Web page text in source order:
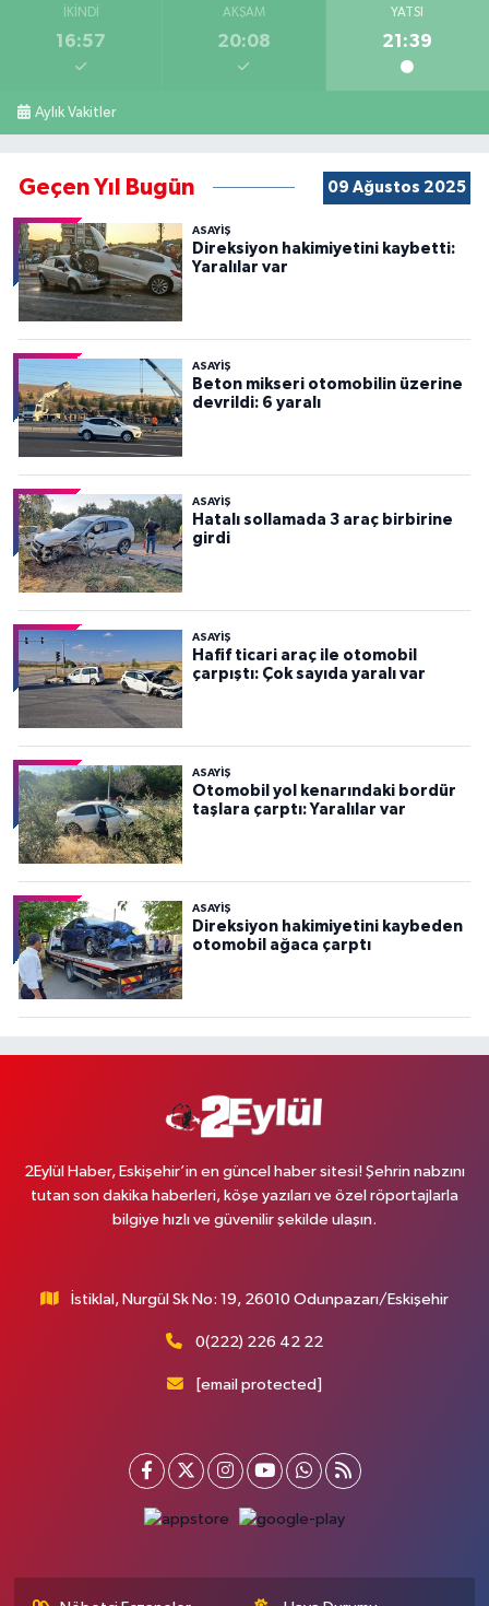
İKINDI
16:57
AKŞAM
20:08
YATSI
21:39
Aylık Vakitler
Geçen Yıl Bugün 09 Ağustos 2025
ASAYİŞ
Direksiyon hakimiyetini kaybetti:
Yaralılar var
ASAYİŞ
Beton mikseri otomobilin üzerine
devrildi: 6 yaralı
ASAYİŞ
Hatalı sollamada 3 araç birbirine
girdi
ASAYİŞ
Hafif ticari araç ile otomobil
çarpıştı: Çok sayıda yaralı var
ASAYİŞ
Otomobil yol kenarındaki bordür
taşlara çarptı: Yaralılar var
ASAYİŞ
Direksiyon hakimiyetini kaybeden
otomobil ağaca çarptı
2Eylül Haber, Eskişehir’in en güncel haber sitesi! Şehrin nabzını
tutan son dakika haberleri, köşe yazıları ve özel röportajlarla
bilgiye hızlı ve güvenilir şekilde ulaşın.
İstiklal, Nurgül Sk No: 19, 26010 Odunpazarı/Eskişehir
0(222) 226 42 22
[email protected]